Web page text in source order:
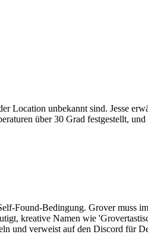
Location unbekannt sind. Jesse
über 30 Grad festgestellt,
Found-Bedingung. Grover muss
kreative Namen wie
und verweist auf den Discord für